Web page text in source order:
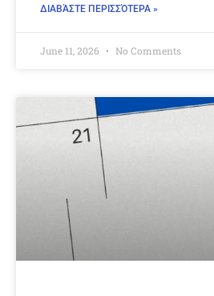
ΔΙΑΒΆΣΤΕ ΠΕΡΙΣΣΌΤΕΡΑ »
June 11, 2026 No Comments